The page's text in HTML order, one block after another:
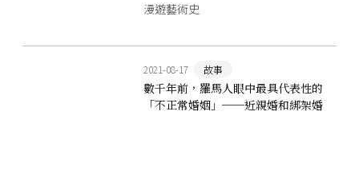
漫遊藝術史
2021-08-17 故事
數千年前，羅馬人眼中最具代表性的
「不正常婚姻」──近親婚和綁架婚